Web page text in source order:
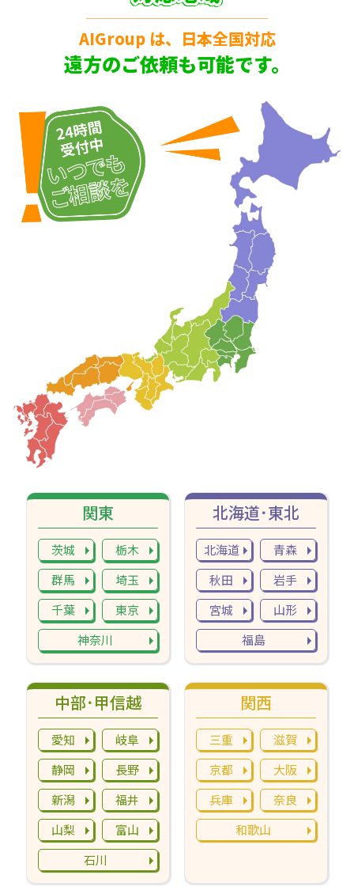
AIGroup は、日本全国対応
遠方のご依頼も可能です。
中部･甲信越
愛知
岐阜
静岡
長野
新潟
福井
山梨
富山
石川
関西
三重
滋賀
京都
大阪
兵庫
奈良
和歌山
関東
茨城
栃木
群馬
埼玉
千葉
東京
神奈川
北海道･東北
北海道
青森
秋田
岩手
宮城
山形
福島